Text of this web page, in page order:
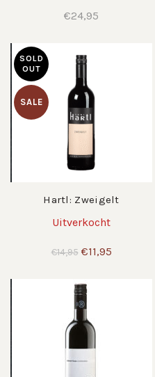
€24,95
SALE
SOLD
OUT
Hartl: Zweigelt
Uitverkocht
€14,95 Oorspronkelijke
€14,95.
€11,95Huidige